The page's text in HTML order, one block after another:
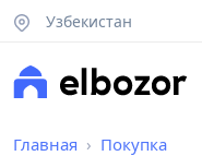
Узбекистан
Главная Покупка